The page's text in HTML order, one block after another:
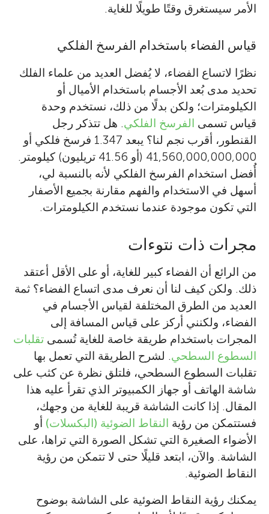
الأمر سيستغرق وقتًا طويلًا للغاية.
قياس الفضاء باستخدام الفرسخ الفلكي
نظرًا لاتساع الفضاء، لا يُفضل العديد من علماء الفلك
تحديد مدى بُعد الأجسام باستخدام الأميال أو
الكيلومترات؛ ولكن بدلًا من ذلك، نستخدم وحدة
قياس تسمى الفرسخ الفلكي. هل تتذكر رجل
القنطور، أقرب نجم لنا؟ يبعد 1.347 فرسخ فلكي أو
41,560,000,000,000 (أو 41.56 تريليون) كيلومتر.
أُفضل استخدام الفرسخ الفلكي لأنه بالنسبة لي،
أسهل في الاستخدام والفهم مقارنة بجميع الأصفار
التي تكون موجودة عندما نستخدم الكيلومترات.
مجرات ذات نتوءات
من الرائع أن الفضاء كبير للغاية، أو على الأقل أعتقد
ذلك. ولكن كيف لنا أن نعرف مدى اتساع الفضاء؟ ثمة
العديد من الطرق المختلفة لقياس الأجسام في
الفضاء، ولكنني أركز على قياس المسافة إلى
المجرات باستخدام طريقة خاصة للغاية تُسمى تقلبات
السطوع السطحي. لشرح الطريقة التي تعمل بها
تقلبات السطوع السطحي، فلتلق نظرة عن كثب على
شاشة الهاتف أو جهاز الكمبيوتر الذي تقرأ عليه هذا
المقال. إذا كانت الشاشة قريبة للغاية من وجهك،
فستتمكن من رؤية النقاط الضوئية (البكسلات) أو
الأضواء الصغيرة التي تشكل الصورة التي تراها، على
الشاشة. والآن، ابتعد قليلًا حتى لا تتمكن من رؤية
النقاط الضوئية.
يمكنك رؤية النقاط الضوئية على الشاشة بوضوح